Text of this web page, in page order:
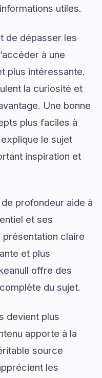
utiles.
de dépasser les
à une
plus intéressante.
la curiosité et
Une bonne
plus faciles à
le sujet
inspiration et
profondeur aide à
et ses
claire
et plus
offre des
du sujet.
devient plus
apporte à la
source
les